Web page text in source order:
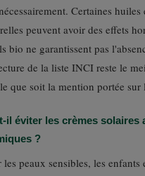
Certaines huiles
peuvent avoir des effets
bio ne garantissent pas
de la liste INCI reste le
que soit la mention portée sur
il éviter les crèmes solaires
?
les peaux sensibles, les enfants